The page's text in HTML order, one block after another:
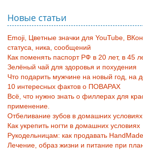
Новые статьи
Emoji, Цветные значки для YouTube,
статуса, ника, сообщений
Как поменять паспорт РФ в 20 лет, в 45
Зелёный чай для здоровья и похудения
Что подарить мужчине на новый год, на
10 интересных фактов о ПОВАРАХ
Всё, что нужно знать о филлерах для
применение.
Отбеливание зубов в домашних условиях
Как укрепить ногти в домашних условиях
Рукодельницам: как продавать
Лечение, образ жизни и питание при